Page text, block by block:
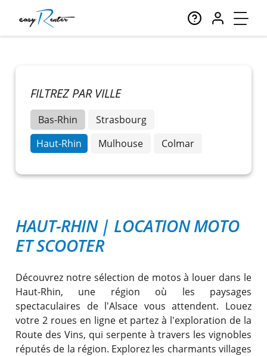
FILTREZ PAR VILLE
Bas-Rhin
Strasbourg
Haut-Rhin
Mulhouse Colmar
HAUT-RHIN | LOCATION MOTO
ET SCOOTER
Découvrez notre sélection de motos à louer dans le
Haut-Rhin, une région où les paysages
spectaculaires de l'Alsace vous attendent. Louez
votre 2 roues en ligne et partez à l'exploration de la
Route des Vins, qui serpente à travers les vignobles
réputés de la région. Explorez les charmants villages